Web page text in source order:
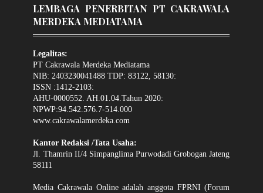
LEMBAGA PENERBITAN PT CAKRAWALA
MERDEKA MEDIATAMA
Legalitas:
PT Cakrawala Merdeka Mediatama
NIB: 2403230041488 TDP: 83122, 58130:
ISSN :1412-2103:
AHU-0000552. AH.01.04.Tahun 2020:
NPWP:94.542.576.7-514.000
www.cakrawalamerdeka.com
Kantor Redaksi /Tata Usaha:
Jl. Thamrin II/4 Simpanglima Purwodadi Grobogan Jateng
58111
Media Cakrawala Online adalah anggota FPRNI (Forum